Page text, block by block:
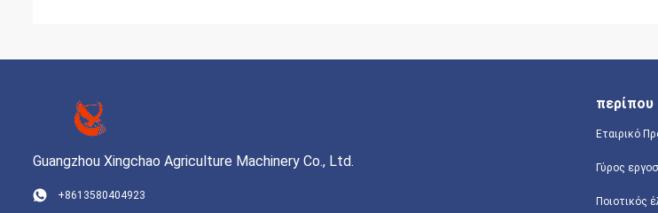
Guangzhou Xingchao Agriculture Machinery Co., Ltd.
+8613580404923
περίπου
Εταιρικό
Γύρος
Ποιοτικός